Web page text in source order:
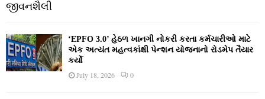
જીવનશૈલી
‘EPFO 3.0’ હેઠળ ખાનગી નોકરી કરતા કર્મચારીઓ માટે
એક અત્યંત મહત્વકાંક્ષી પેન્શન યોજનાનો રોડમેપ તૈયાર
કર્યો
July 18, 2026 0